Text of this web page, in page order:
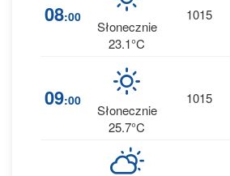
08:00
Słonecznie
23.1°C
1015
09:00
Słonecznie
25.7°C
1015